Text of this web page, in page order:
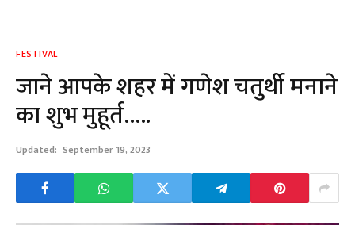
FESTIVAL
जाने आपके शहर में गणेश चतुर्थी मनाने
का शुभ मुहूर्त…..
Updated: September 19, 2023